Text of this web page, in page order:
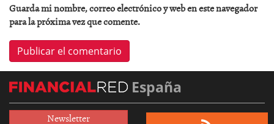
Guarda mi nombre, correo electrónico y web en este navegador
para la próxima vez que comente.
España
Newsletter